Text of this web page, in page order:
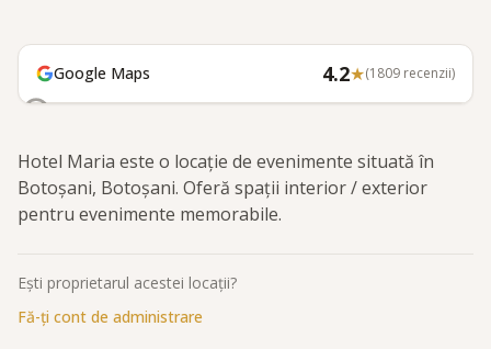
Google Maps 4.2★(1809 recenzii)
Hotel Maria este o locație de evenimente situată în
Botoșani, Botoșani. Oferă spații interior / exterior
pentru evenimente memorabile.
Ești proprietarul acestei locații?
Fă-ți cont de administrare